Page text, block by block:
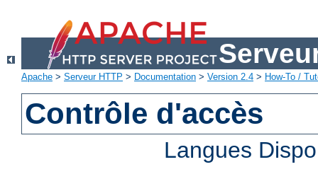
Apache > Serveur HTTP > Documentation > Version 2.4 > How-To /
Contrôle d'accès
Langues